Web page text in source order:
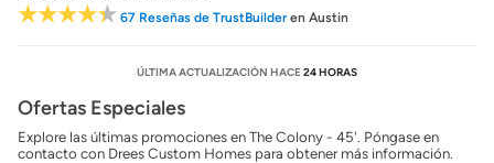
67 Reseñas de TrustBuilderen Austin
ÚLTIMA ACTUALIZACIÓN HACE24 HORAS
Ofertas Especiales
Explore las últimas promociones en The Colony - 45'. Póngase en
contacto con Drees Custom Homes para obtener más información.